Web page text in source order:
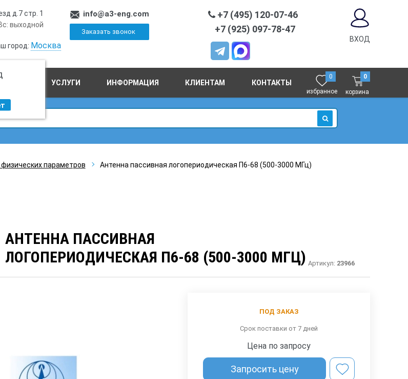
д.7 стр. 1
выходной
город: Москва
info@a3-eng.com
Заказать звонок
+7 (495) 120-07-46
+7 (925) 097-78-47
ВХОД
УСЛУГИ ИНФОРМАЦИЯ КЛИЕНТАМ КОНТАКТЫ
0
избранное
0
корзина
ИСКАТЬ
параметров Антенна пассивная логопериодическая П6-68 (500-3000 МГц)
АНТЕННА ПАССИВНАЯ
ЛОГОПЕРИОДИЧЕСКАЯ П6-68 (500-3000 МГЦ) Артикул: 23966
ПОД ЗАКАЗ
Срок поставки от 7 дней
Цена по запросу
Запросить цену